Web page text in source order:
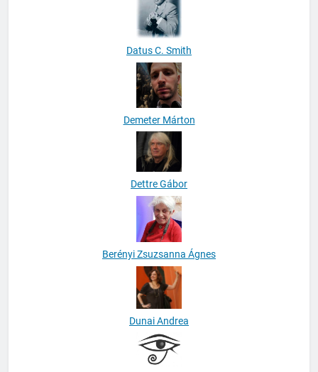
Datus C. Smith
Demeter Márton
Dettre Gábor
Berényi Zsuzsanna Ágnes
Dunai Andrea